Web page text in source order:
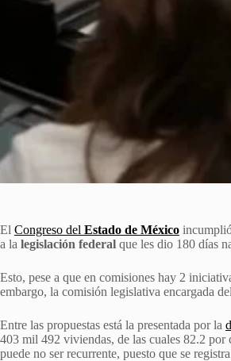
El Congreso del Estado de México
a la legislación federal que les dio 180 días
Esto, pese a que en comisiones hay 2
embargo, la comisión legislativa encargada
Entre las propuestas está la presentada por la
403 mil 492 viviendas, de las cuales 82.2 por
puede no ser recurrente, puesto que se